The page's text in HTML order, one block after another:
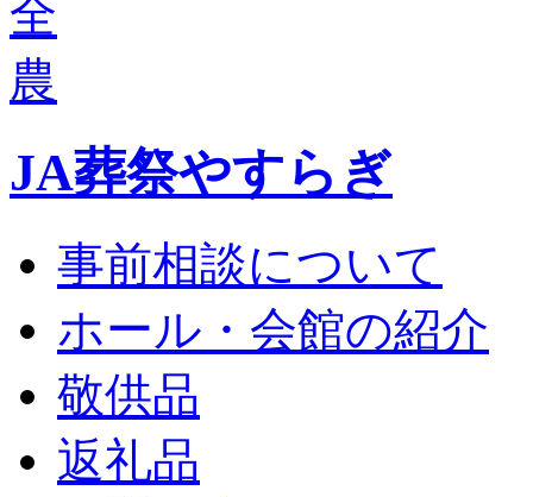
JA葬祭やすらぎ
事前相談について
ホール・会館の紹介
敬供品
返礼品